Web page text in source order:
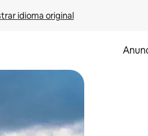
idioma original